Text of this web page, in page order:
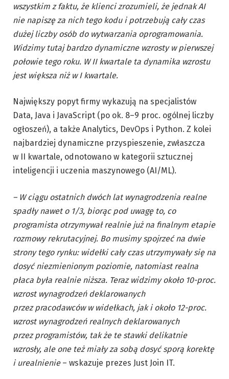
wszystkim z faktu, że klienci zrozumieli, że jednak AI
nie napiszę za nich tego kodu i potrzebują cały czas
dużej liczby osób do wytwarzania oprogramowania.
Widzimy tutaj bardzo dynamiczne wzrosty w pierwszej
połowie tego roku. W II kwartale ta dynamika wzrostu
jest większa niż w I kwartale.
Największy popyt firmy wykazują na specjalistów
Data, Java i JavaScript (po ok. 8–9 proc. ogólnej liczby
ogłoszeń), a także Analytics, DevOps i Python. Z kolei
najbardziej dynamiczne przyspieszenie, zwłaszcza
w II kwartale, odnotowano w kategorii sztucznej
inteligencji i uczenia maszynowego (AI/ML).
– W ciągu ostatnich dwóch lat wynagrodzenia realne
spadły nawet o 1/3, biorąc pod uwagę to, co
programista otrzymywał realnie już na finalnym etapie
rozmowy rekrutacyjnej. Bo musimy spojrzeć na dwie
strony tego rynku: widełki cały czas utrzymywały się na
dosyć niezmienionym poziomie, natomiast realna
płaca była realnie niższa. Teraz widzimy około 10-proc.
wzrost wynagrodzeń deklarowanych
przez pracodawców w widełkach, jak i około 12-proc.
wzrost wynagrodzeń realnych deklarowanych
przez programistów, tak że te stawki delikatnie
wzrosły, ale one też miały za sobą dosyć sporą korektę
i urealnienie– wskazuje prezes Just Join IT.